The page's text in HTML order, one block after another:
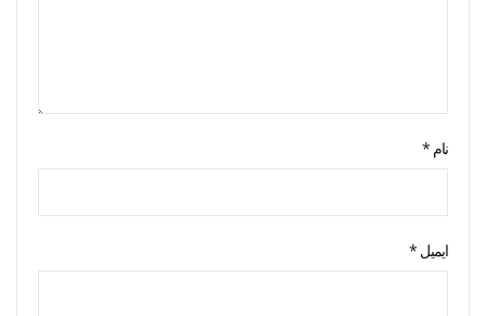
نام *
ایمیل *